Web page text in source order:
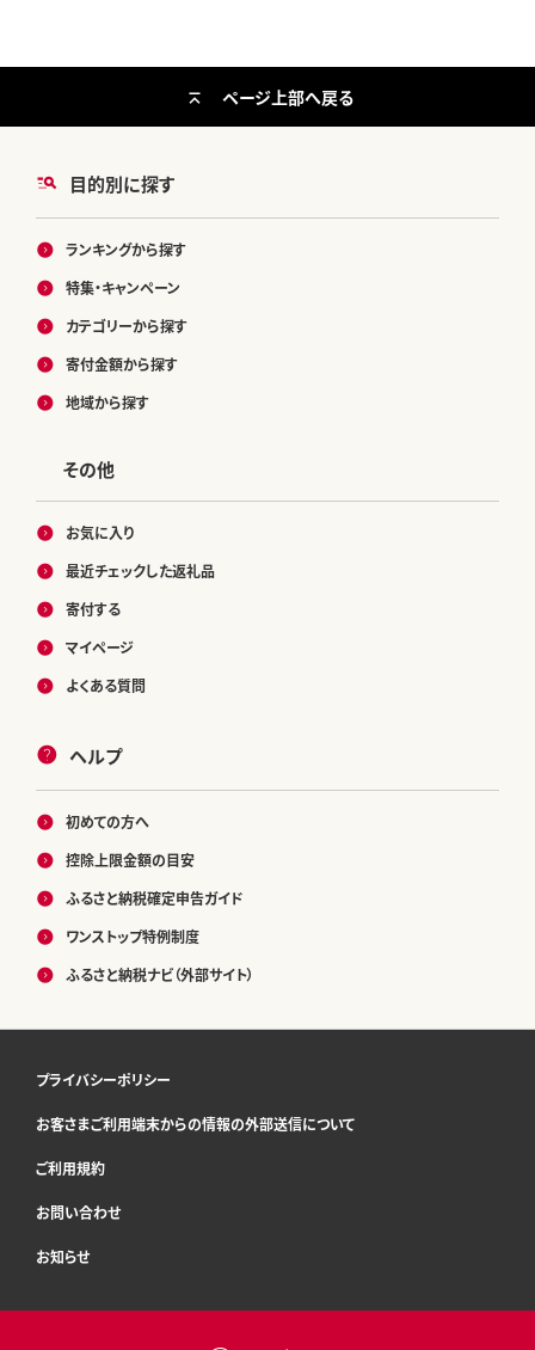
目的別に探す
ランキングから探す
特集・キャンペーン
カテゴリーから探す
寄付金額から探す
地域から探す
その他
お気に入り
最近チェックした返礼品
寄付する
マイページ
よくある質問
ヘルプ
初めての方へ
控除上限金額の目安
ふるさと納税確定申告ガイド
ワンストップ特例制度
ふるさと納税ナビ（外部サイト）
ページ上部へ戻る
プライバシーポリシー
お客さまご利用端末からの情報の外部送信について
ご利用規約
お問い合わせ
お知らせ